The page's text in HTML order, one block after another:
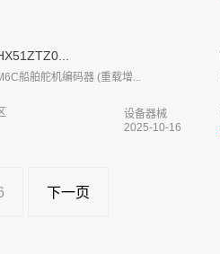
船舶舵机编码器 (重载增...
设备器械
2025-10-16
下一页